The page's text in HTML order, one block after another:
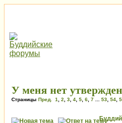
У меня нет
Страницы Пред. 1 2 3 4 5 6 7 53 54